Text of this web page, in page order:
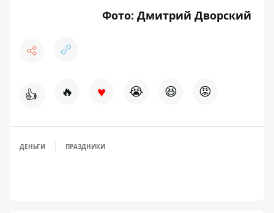
Фото: Дмитрий Дворский
👍 🔥 ♥ 😭 😆 😡
ДЕНЬГИ ПРАЗДНИКИ